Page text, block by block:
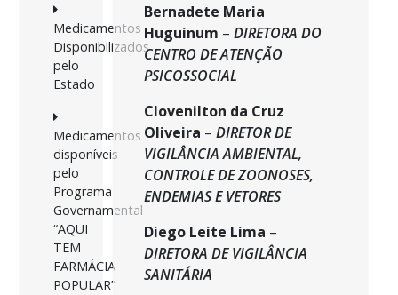
Medicamentos
Disponibilizados
pelo
Estado
Medicamentos
disponíveis
pelo
Programa
Governamental
“AQUI
TEM
FARMÁCIA
POPULAR”
Bernadete Maria
Huguinum – DIRETORA DO
CENTRO DE ATENÇÃO
PSICOSSOCIAL
Clovenilton da Cruz
Oliveira – DIRETOR DE
VIGILÂNCIA AMBIENTAL,
CONTROLE DE ZOONOSES,
ENDEMIAS E VETORES
Diego Leite Lima –
DIRETORA DE VIGILÂNCIA
SANITÁRIA